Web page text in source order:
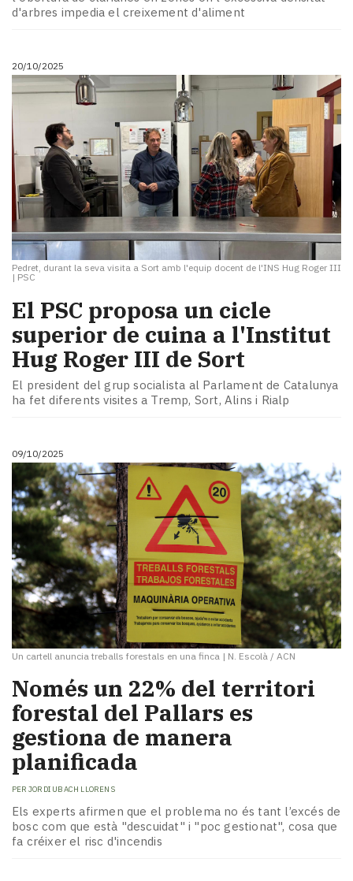
d'arbres impedia el creixement d'aliment
20/10/2025
Pedret, durant la seva visita a Sort amb l'equip docent de l'INS Hug Roger III
| PSC
El PSC proposa un cicle
superior de cuina a l'Institut
Hug Roger III de Sort
El president del grup socialista al Parlament de Catalunya
ha fet diferents visites a Tremp, Sort, Alins i Rialp
09/10/2025
Un cartell anuncia treballs forestals en una finca | N. Escolà / ACN
Només un 22% del territori
forestal del Pallars es
gestiona de manera
planificada
PER JORDI UBACH LLORENS
Els experts afirmen que el problema no és tant l’excés de
bosc com que està "descuidat" i "poc gestionat", cosa que
fa créixer el risc d'incendis